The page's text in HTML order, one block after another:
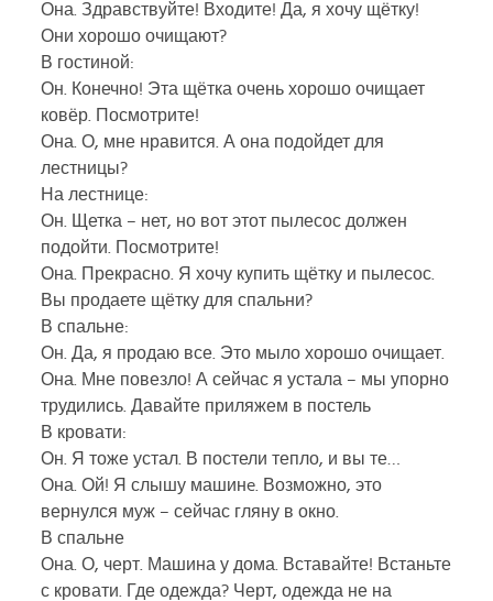
Она. Здравствуйте! Входите! Да, я хочу щётку!
Они хорошо очищают?
В гостиной:
Он. Конечно! Эта щётка очень хорошо очищает
ковёр. Посмотрите!
Она. О, мне нравится. А она подойдет для
лестницы?
На лестнице:
Он. Щетка – нет, но вот этот пылесос должен
подойти. Посмотрите!
Она. Прекрасно. Я хочу купить щётку и пылесос.
Вы продаете щётку для спальни?
В спальне:
Он. Да, я продаю все. Это мыло хорошо очищает.
Она. Мне повезло! А сейчас я устала – мы упорно
трудились. Давайте приляжем в постель
В кровати:
Он. Я тоже устал. В постели тепло, и вы те…
Она. Ой! Я слышу машинe. Возможно, это
вернулся муж – сейчас гляну в окно.
В спальне
Она. О, черт. Машина у дома. Вставайте! Встаньте
с кровати. Где одежда? Черт, одежда не на